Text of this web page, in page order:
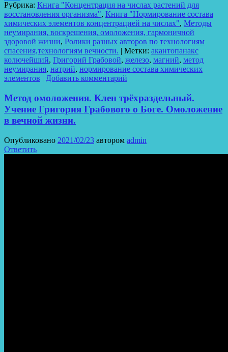
Отправить
Рубрика: Книга "Концентрация на числах растений для
восстановления организма", Книга "Нормирование состава
химических элементов концентрацией на числах", Методы
неумирания, воскрешения, омоложения, гармоничной
здоровой жизни, Ролики разных авторов по технологиям
спасения,технологиям вечности. | Метки: акантопанакс
колючейший, Григорий Грабовой, железо, магний, метод
неумирания, натрий, нормирование состава химических
элементов | Добавить комментарий
Метод омоложения. Клен трёхраздельный.
Учение Григория Грабового о Боге. Омоложение
в вечной жизни.
Опубликовано 2021/02/23 автором admin
Ответить